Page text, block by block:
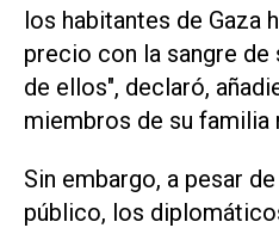
los habitantes de Gaza
precio con la sangre de
de ellos", declaró,
miembros de su familia
Sin embargo, a pesar
público, los